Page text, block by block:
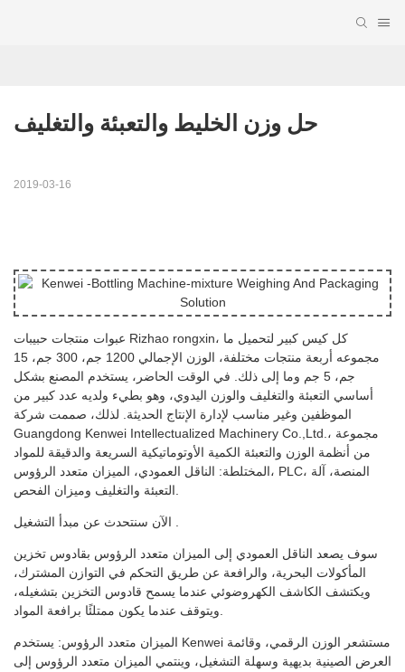
حل وزن الخليط والتعبئة والتغليف
2019-03-16
عبوات منتجات حبيبات Rizhao rongxin، كل كيس كبير لتحميل ما
مجموعه أربعة منتجات مختلفة، الوزن الإجمالي 1200 جم، 300 جم، 15
جم، 5 جم وما إلى ذلك. في الوقت الحاضر، يستخدم المصنع بشكل
أساسي التعبئة والتغليف والوزن اليدوي، وهو بطيء ولديه عدد كبير من
الموظفين وغير مناسب لإدارة الإنتاج الحديثة. لذلك، صممت شركة
Guangdong Kenwei Intellectualized Machinery Co.,Ltd.، مجموعة
من أنظمة الوزن والتعبئة الكمية الأوتوماتيكية السريعة والدقيقة للمواد
المختلطة: الناقل العمودي، الميزان متعدد الرؤوس، PLC، المنصة، آلة
التعبئة والتغليف وميزان الفحص.
الآن سنتحدث عن مبدأ التشغيل .
سوف يصعد الناقل العمودي إلى الميزان متعدد الرؤوس بقادوس تخزين
المأكولات البحرية، والرافعة عن طريق التحكم في التوازن المشترك،
ويكتشف الكاشف الكهروضوئي عندما يسمح قادوس التخزين بتشغيله،
ويتوقف عندما يكون ممتلئًا برافعة المواد.
الميزان متعدد الرؤوس: يستخدم Kenwei مستشعر الوزن الرقمي، وقائمة
العرض الصينية بديهية وسهلة التشغيل، وينتمي الميزان متعدد الرؤوس إلى